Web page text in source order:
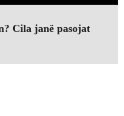
Cila janë pasojat